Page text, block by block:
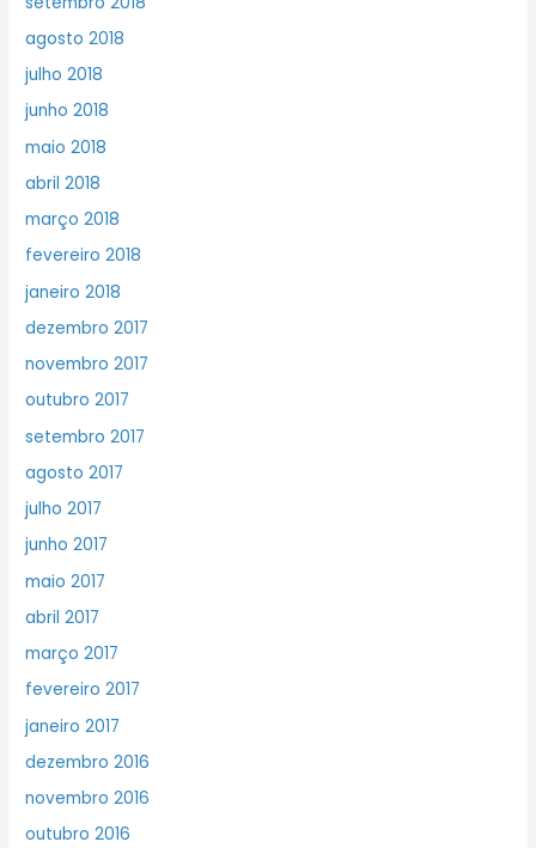
agosto 2018
julho 2018
junho 2018
maio 2018
abril 2018
março 2018
fevereiro 2018
janeiro 2018
dezembro 2017
novembro 2017
outubro 2017
setembro 2017
agosto 2017
julho 2017
junho 2017
maio 2017
abril 2017
março 2017
fevereiro 2017
janeiro 2017
dezembro 2016
novembro 2016
outubro 2016